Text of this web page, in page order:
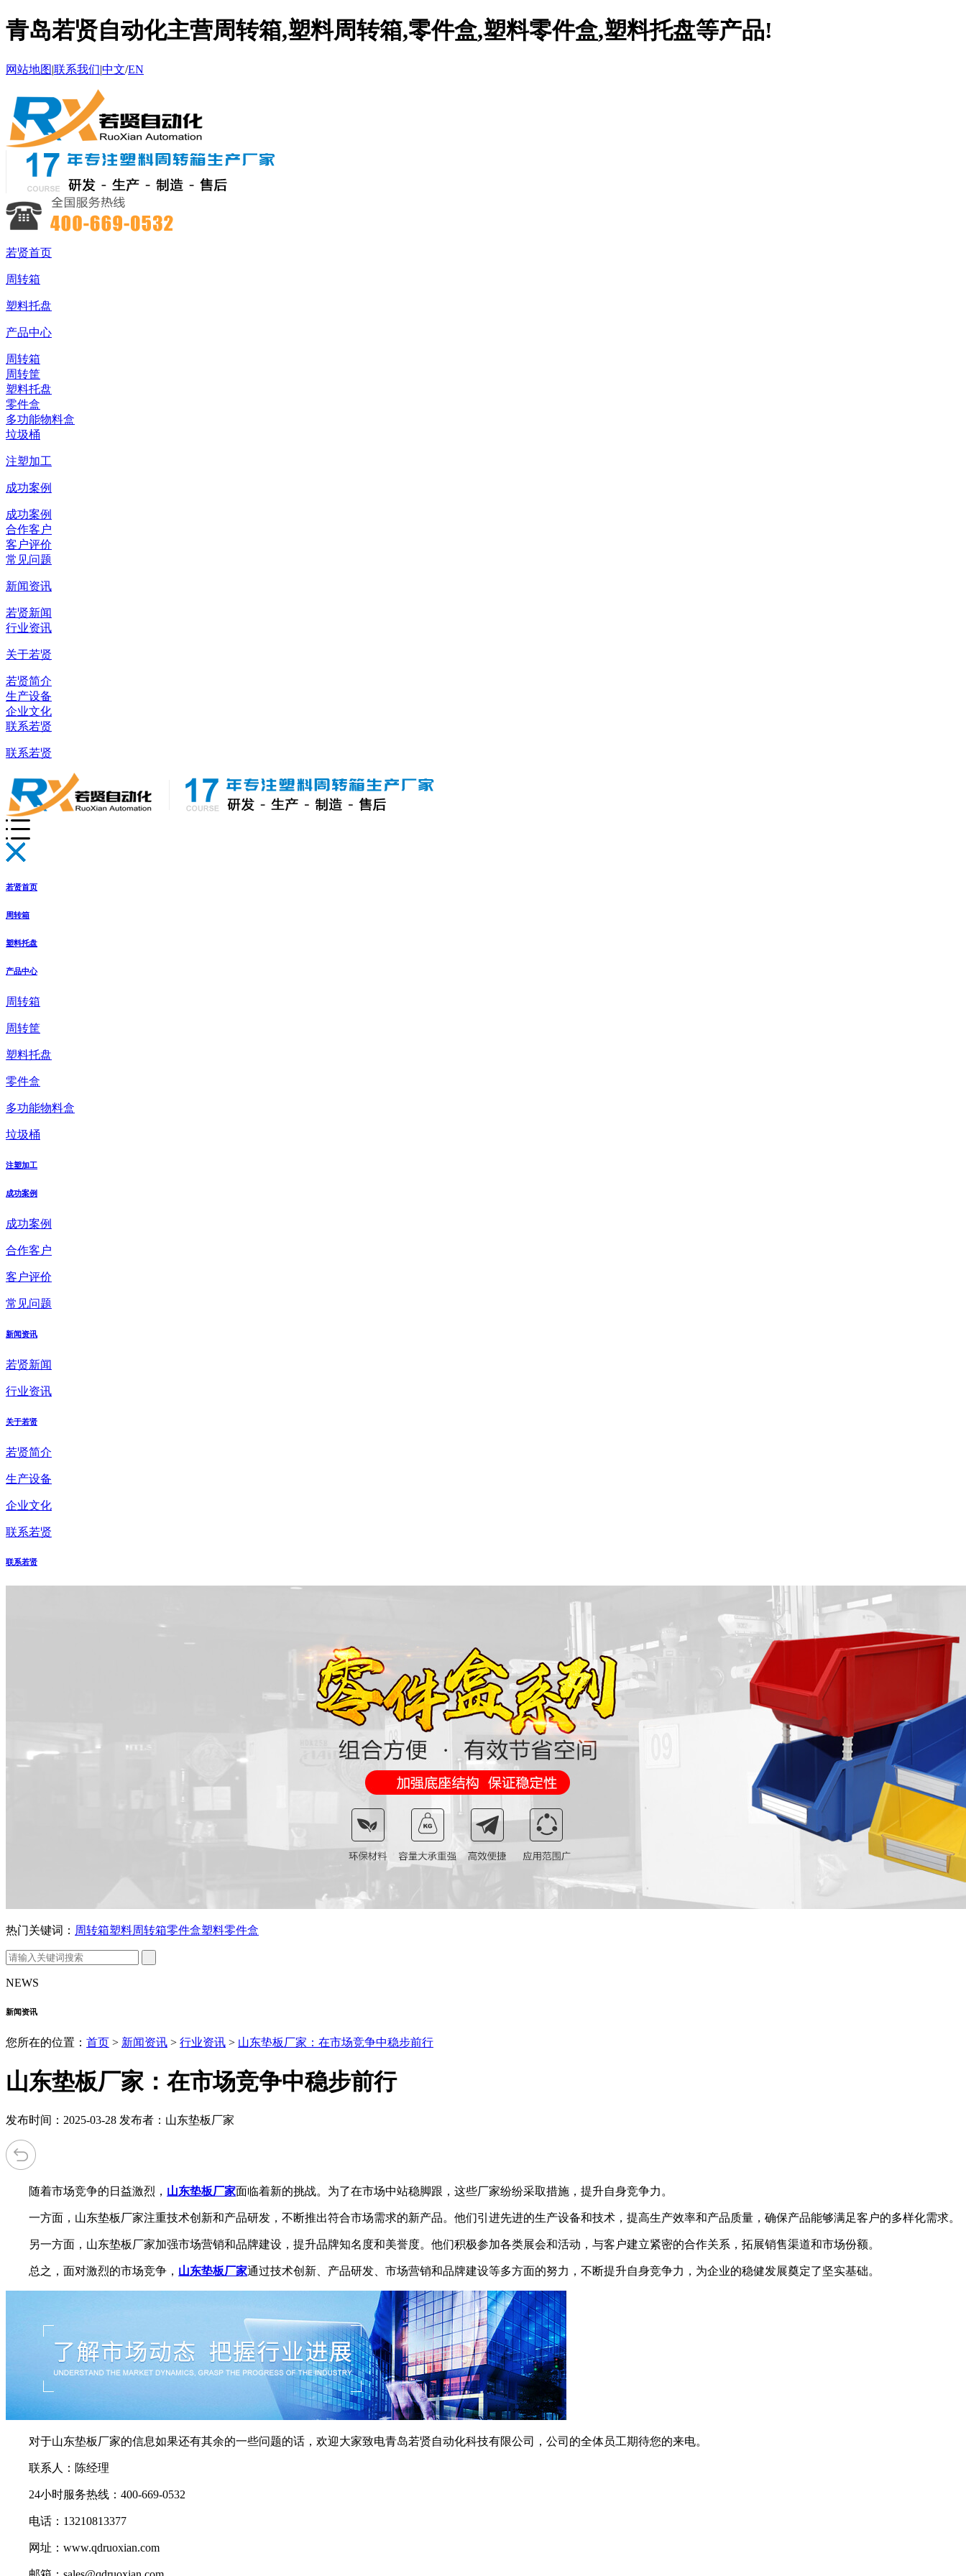
青岛若贤自动化主营周转箱,塑料周转箱,零件盒,塑料零件盒,塑料托盘等产品!
网站地图|联系我们|中文/EN
若贤首页
周转箱
塑料托盘
产品中心
周转箱
周转筐
塑料托盘
零件盒
多功能物料盒
垃圾桶
注塑加工
成功案例
成功案例
合作客户
客户评价
常见问题
新闻资讯
若贤新闻
行业资讯
关于若贤
若贤简介
生产设备
企业文化
联系若贤
联系若贤
若贤首页
周转箱
塑料托盘
产品中心
周转箱
周转筐
塑料托盘
零件盒
多功能物料盒
垃圾桶
注塑加工
成功案例
成功案例
合作客户
客户评价
常见问题
新闻资讯
若贤新闻
行业资讯
关于若贤
若贤简介
生产设备
企业文化
联系若贤
联系若贤
热门关键词： 周转箱塑料周转箱零件盒塑料零件盒
NEWS
新闻资讯
您所在的位置： 首页 > 新闻资讯 > 行业资讯 > 山东垫板厂家：在市场竞争中稳步前行
山东垫板厂家：在市场竞争中稳步前行
发布时间：2025-03-28 发布者：山东垫板厂家
随着市场竞争的日益激烈， 山东垫板厂家面临着新的挑战。为了在市场中站稳脚跟，这些厂家纷纷采取措施，提升自身竞争力。
一方面，山东垫板厂家注重技术创新和产品研发，不断推出符合市场需求的新产品。他们引进先进的生产设备和技术，提高生产效率和产品质量，确保产品能够满足客户的多样化需求。
另一方面，山东垫板厂家加强市场营销和品牌建设，提升品牌知名度和美誉度。他们积极参加各类展会和活动，与客户建立紧密的合作关系，拓展销售渠道和市场份额。
总之，面对激烈的市场竞争， 山东垫板厂家通过技术创新、产品研发、市场营销和品牌建设等多方面的努力，不断提升自身竞争力，为企业的稳健发展奠定了坚实基础。
对于山东垫板厂家的信息如果还有其余的一些问题的话，欢迎大家致电青岛若贤自动化科技有限公司，公司的全体员工期待您的来电。
联系人：陈经理
24小时服务热线：400-669-0532
电话：13210813377
网址：www.qdruoxian.com